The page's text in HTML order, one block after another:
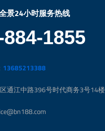
景24小时服务热线
1855
13685213388
通江中路396号时代商务3号14楼